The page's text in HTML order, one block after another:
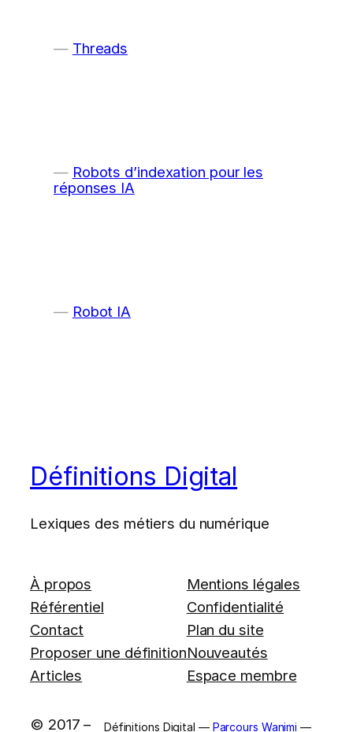
Threads
Robots d’indexation pour les
réponses IA
Robot IA
Définitions Digital
Lexiques des métiers du numérique
À propos
Référentiel
Contact
Proposer une définition
Articles
Mentions légales
Confidentialité
Plan du site
Nouveautés
Espace membre
© 2017 – Définitions Digital — Parcours Wanimi —